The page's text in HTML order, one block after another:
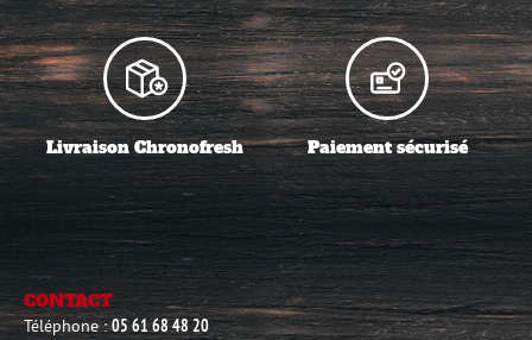
Livraison Chronofresh Paiement sécurisé
CONTACT
Téléphone :05 61 68 48 20